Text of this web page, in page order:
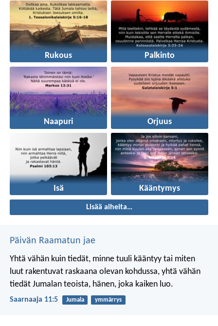
Rukous Palkinto
Naapuri Orjuus
Isä Kääntymys
Lisää aiheita…
Päivän Raamatun jae
Yhtä vähän kuin tiedät, minne tuuli kääntyy tai miten
luut rakentuvat raskaana olevan kohdussa, yhtä vähän
tiedät Jumalan teoista, hänen, joka kaiken luo.
Saarnaaja 11:5 Jumala ymmärrys